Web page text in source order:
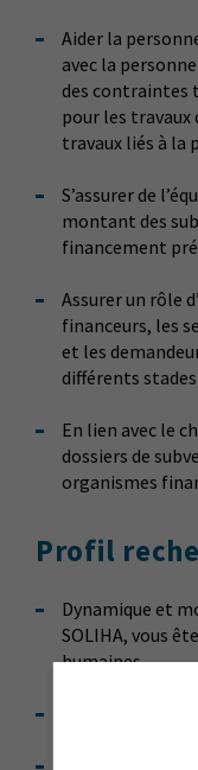
Aider la
avec la
des contraintes
pour les travaux
travaux liés à la
S’assurer de
montant des
financement
Assurer un rôle
financeurs, les
et les
différents
En lien avec le
dossiers de
organismes
Profil
Dynamique et
SOLIHA, vous
humaines.
Autonome,